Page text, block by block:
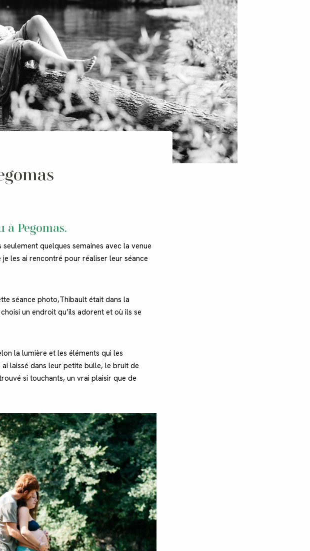
à Pegomas.
quelques semaines avec la venue
les ai rencontré pour réaliser leur séance
séance photo,Thibault était dans la
un endroit qu’ils adorent et où ils se
la lumière et les éléments qui les
laissé dans leur petite bulle, le bruit de
si touchants, un vrai plaisir que de